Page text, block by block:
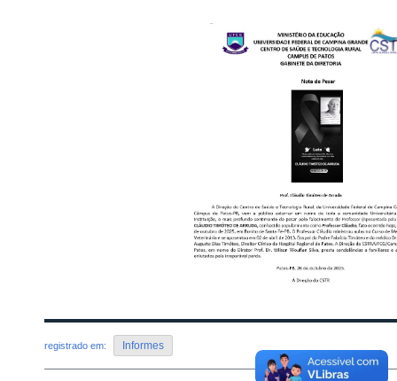
registrado em: Informes